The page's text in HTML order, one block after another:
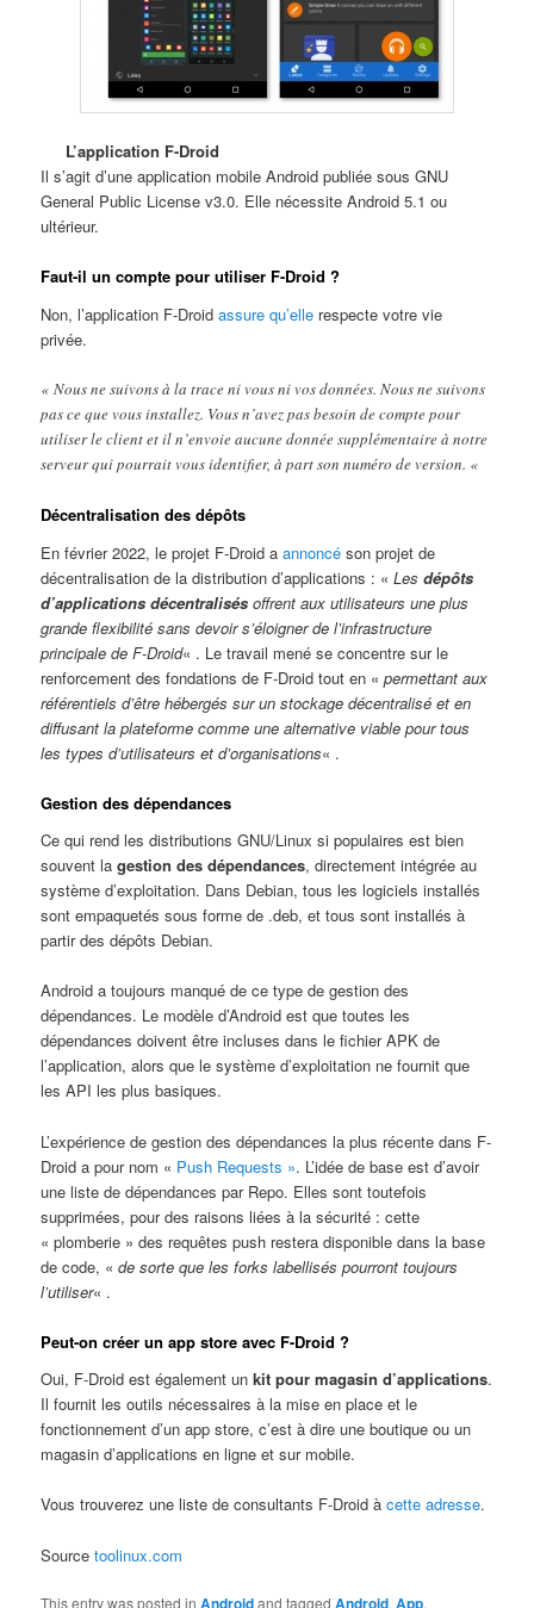
L’application F-Droid
Il s’agit d’une application mobile Android publiée sous GNU
General Public License v3.0. Elle nécessite Android 5.1 ou
ultérieur.
Faut-il un compte pour utiliser F-Droid ?
Non, l’application F-Droidassure qu’elle respecte votre vie
privée.
« Nous ne suivons à la trace ni vous ni vos données. Nous ne suivons
pas ce que vous installez. Vous n’avez pas besoin de compte pour
utiliser le client et il n’envoie aucune donnée supplémentaire à notre
serveur qui pourrait vous identifier, à part son numéro de version. «
Décentralisation des dépôts
En février 2022, le projet F-Droid aannoncé son projet de
décentralisation de la distribution d’applications : «Lesdépôts
d’applications décentralisés offrent aux utilisateurs une plus
grande flexibilité sans devoir s’éloigner de l’infrastructure
principale de F-Droid« . Le travail mené se concentre sur le
renforcement des fondations de F-Droid tout en «permettant aux
référentiels d’être hébergés sur un stockage décentralisé et en
diffusant la plateforme comme une alternative viable pour tous
les types d’utilisateurs et d’organisations« .
Gestion des dépendances
Ce qui rend les distributions GNU/Linux si populaires est bien
souvent lagestion des dépendances, directement intégrée au
système d’exploitation. Dans Debian, tous les logiciels installés
sont empaquetés sous forme de .deb, et tous sont installés à
partir des dépôts Debian.
Android a toujours manqué de ce type de gestion des
dépendances. Le modèle d’Android est que toutes les
dépendances doivent être incluses dans le fichier APK de
l’application, alors que le système d’exploitation ne fournit que
les API les plus basiques.
L’expérience de gestion des dépendances la plus récente dans F-
Droid a pour nom « Push Requests ». L’idée de base est d’avoir
une liste de dépendances par Repo. Elles sont toutefois
supprimées, pour des raisons liées à la sécurité : cette
« plomberie » des requêtes push restera disponible dans la base
de code, «de sorte que les forks labellisés pourront toujours
l’utiliser« .
Peut-on créer un app store avec F-Droid ?
Oui, F-Droid est également unkit pour magasin d’applications.
Il fournit les outils nécessaires à la mise en place et le
fonctionnement d’un app store, c’est à dire une boutique ou un
magasin d’applications en ligne et sur mobile.
Vous trouverez une liste de consultants F-Droid àcette adresse.
Sourcetoolinux.com
This entry was posted inAndroidand taggedAndroid,App,